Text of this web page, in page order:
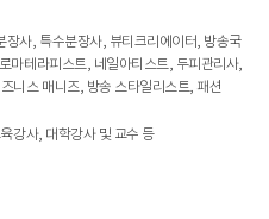
장사, 특수분장사, 뷰티크리에이터, 방송국
마테라피스트, 네일아티스트, 두피관리사,
니스 매니즈, 방송 스타일리스트, 패션
강사, 대학강사 및 교수 등